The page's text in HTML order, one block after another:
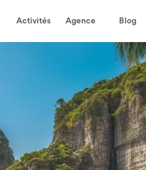
Activités Agence Blog